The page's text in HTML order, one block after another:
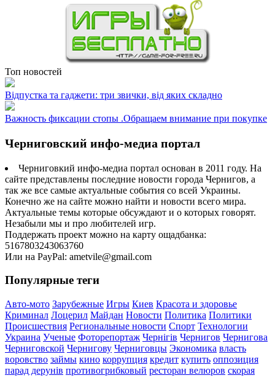
Топ новостей
Відпустка та гаджети: три звички, від яких складно
Важность фиксации стопы .Обращаем внимание при покупке
Черниговский инфо-медиа портал
Черниговкий инфо-медиа портал основан в 2011 году. На
сайте представлены последние новости города Чернигов, а
так же все самые актуальные события со всей Украины.
Конечно же на сайте можно найти и новости всего мира.
Актуальные темы которые обсуждают и о которых говорят.
Незабыли мы и про любителей игр.
Поддержать проект можно на карту ощадбанка:
5167803243063760
Или на PayPal: ametvile@gmail.com
Популярные теги
Авто-мото Зарубежные Игры Киев Красота и здоровье
Криминал Лоцерил Майдан Новости Политика Политики
Происшествия Региональные новости Спорт Технологии
Украина Ученые Фоторепортаж Чернігів Чернигов Чернигова
Черниговской Чернигову Черниговцы Экономика власть
воровство займы кино коррупция кредит купить оппозиция
парад дерунів противогрибковый ресторан велюров скорая